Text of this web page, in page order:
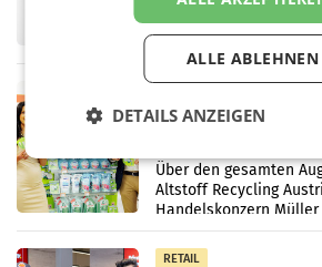
Fernsehkonzern
Frühjahr dank
wieder Gewinn
Markterwartung
Eine Bühne für
Kreislauffähigkeit
Über den gesamten
Altstoff Recycling
Handelskonzern
„Kreislauf-Helden“ in
Müller-Filialen
RETAIL
ALLE ABLEHNEN
DETAILS ANZEIGEN